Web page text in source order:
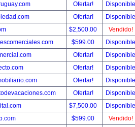
Ofertar!
Disponible
Ofertar!
Disponible
$2,500.00
Vendido!
$599.00
Disponible
Ofertar!
Disponible
Ofertar!
Disponible
Ofertar!
Disponible
Ofertar!
Disponible
$7,500.00
Disponible
$599.00
Vendido!